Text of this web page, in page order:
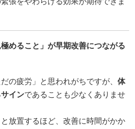
極めること」が早期改善につながる
の疲労」と思われがちですが、 体
インであることも少なくありませ
と放置するほど、改善に時間がかか